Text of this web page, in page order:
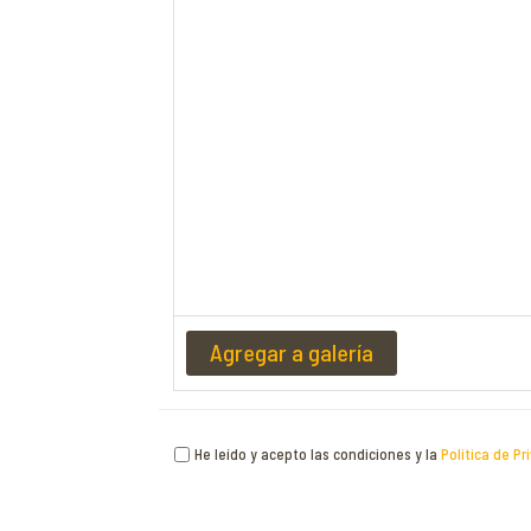
Agregar a galería
He leído y acepto las condiciones y laPolítica de